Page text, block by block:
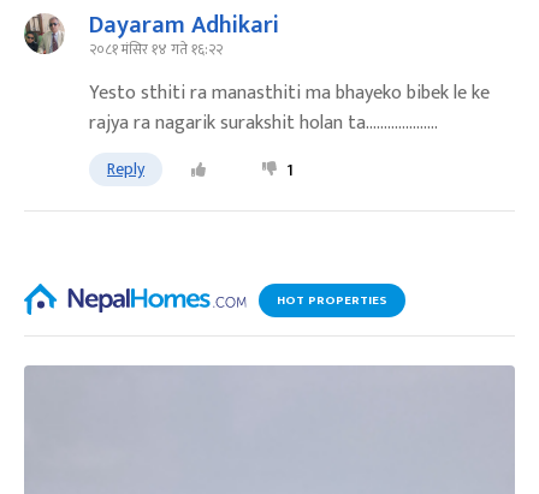
Dayaram Adhikari
२०८१ मंसिर १४ गते १६:२२
Yesto sthiti ra manasthiti ma bhayeko bibek le ke
rajya ra nagarik surakshit holan ta....................
Reply 1
HOT PROPERTIES